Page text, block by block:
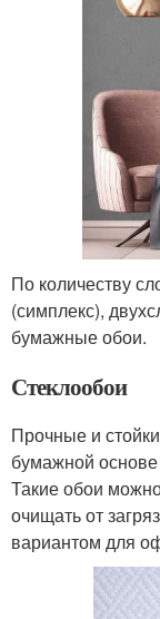
По количеству
(симплекс),
бумажные обои.
Стеклообои
Прочные и
бумажной
Такие обои
очищать от
вариантом для